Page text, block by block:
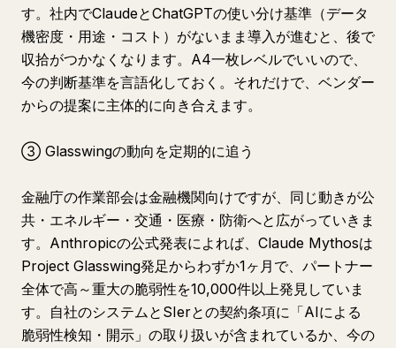
す。社内でClaudeとChatGPTの使い分け基準（データ
機密度・用途・コスト）がないまま導入が進むと、後で
収拾がつかなくなります。A4一枚レベルでいいので、
今の判断基準を言語化しておく。それだけで、ベンダー
からの提案に主体的に向き合えます。
③ Glasswingの動向を定期的に追う
金融庁の作業部会は金融機関向けですが、同じ動きが公
共・エネルギー・交通・医療・防衛へと広がっていきま
す。Anthropicの公式発表によれば、Claude Mythosは
Project Glasswing発足からわずか1ヶ月で、パートナー
全体で高～重大の脆弱性を10,000件以上発見していま
す。自社のシステムとSIerとの契約条項に「AIによる
脆弱性検知・開示」の取り扱いが含まれているか、今の